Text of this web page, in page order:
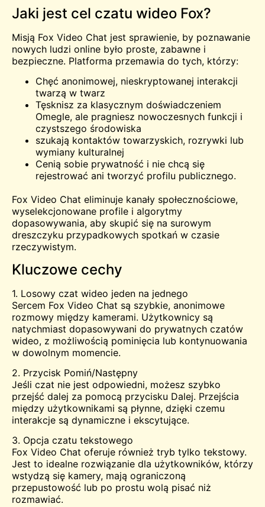
Jaki jest cel czatu wideo Fox?
Misją Fox Video Chat jest sprawienie, by poznawanie
nowych ludzi online było proste, zabawne i
bezpieczne. Platforma przemawia do tych, którzy:
Chęć anonimowej, nieskryptowanej interakcji
twarzą w twarz
Tęsknisz za klasycznym doświadczeniem
Omegle, ale pragniesz nowoczesnych funkcji i
czystszego środowiska
szukają kontaktów towarzyskich, rozrywki lub
wymiany kulturalnej
Cenią sobie prywatność i nie chcą się
rejestrować ani tworzyć profilu publicznego.
Fox Video Chat eliminuje kanały społecznościowe,
wyselekcjonowane profile i algorytmy
dopasowywania, aby skupić się na surowym
dreszczyku przypadkowych spotkań w czasie
rzeczywistym.
Kluczowe cechy
1. Losowy czat wideo jeden na jednego
Sercem Fox Video Chat są szybkie, anonimowe
rozmowy między kamerami. Użytkownicy są
natychmiast dopasowywani do prywatnych czatów
wideo, z możliwością pominięcia lub kontynuowania
w dowolnym momencie.
2. Przycisk Pomiń/Następny
Jeśli czat nie jest odpowiedni, możesz szybko
przejść dalej za pomocą przycisku Dalej. Przejścia
między użytkownikami są płynne, dzięki czemu
interakcje są dynamiczne i ekscytujące.
3. Opcja czatu tekstowego
Fox Video Chat oferuje również tryb tylko tekstowy.
Jest to idealne rozwiązanie dla użytkowników, którzy
wstydzą się kamery, mają ograniczoną
przepustowość lub po prostu wolą pisać niż
rozmawiać.